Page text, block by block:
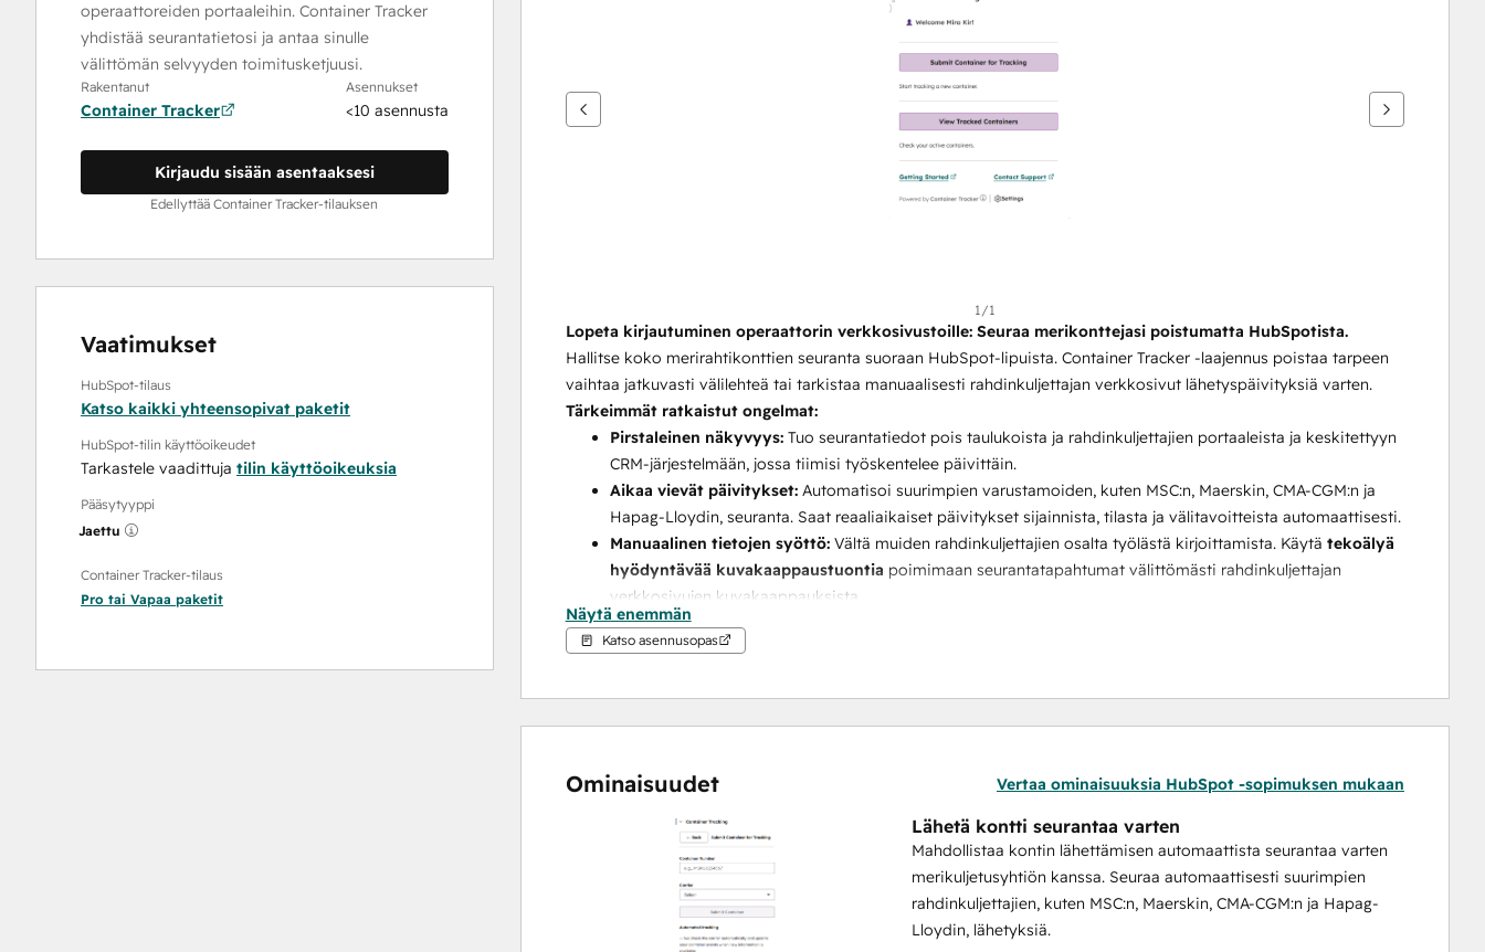
operaattoreiden portaaleihin. Container Tracker
yhdistää seurantatietosi ja antaa sinulle
välittömän selvyyden toimitusketjuusi.
Rakentanut
Container Tracker
Asennukset
<10 asennusta
Kirjaudu sisään asentaaksesi
Edellyttää Container Tracker-tilauksen
Vaatimukset
HubSpot-tilaus
Katso kaikki yhteensopivat paketit
HubSpot-tilin käyttöoikeudet
Tarkastele vaadittuja tilin käyttöoikeuksia
Pääsytyyppi
Jaettu
Container Tracker-tilaus
Pro tai Vapaa paketit
1/1
Lopeta kirjautuminen operaattorin verkkosivustoille: Seuraa merikonttejasi poistumatta HubSpotista.
Hallitse koko merirahtikonttien seuranta suoraan HubSpot-lipuista. Container Tracker -laajennus poistaa tarpeen
vaihtaa jatkuvasti välilehteä tai tarkistaa manuaalisesti rahdinkuljettajan verkkosivut lähetyspäivityksiä varten.
Tärkeimmät ratkaistut ongelmat:
Pirstaleinen näkyvyys: Tuo seurantatiedot pois taulukoista ja rahdinkuljettajien portaaleista ja keskitettyyn
CRM-järjestelmään, jossa tiimisi työskentelee päivittäin.
Aikaa vievät päivitykset: Automatisoi suurimpien varustamoiden, kuten MSC:n, Maerskin, CMA-CGM:n ja
Hapag-Lloydin, seuranta. Saat reaaliaikaiset päivitykset sijainnista, tilasta ja välitavoitteista automaattisesti.
Manuaalinen tietojen syöttö: Vältä muiden rahdinkuljettajien osalta työlästä kirjoittamista. Käytä tekoälyä
hyödyntävää kuvakaappaustuontia poimimaan seurantatapahtumat välittömästi rahdinkuljettajan
verkkosivujen kuvakaappauksista.
Viestintäviiveet: Saat välittömästi
asiakkaille tai sisäisille sidosryhmille nopeasti ilman monimutkaisten seurantalokien tulkitsemista.
Miksi yhdistää HubSpotiin? Yhdistämällä Container Trackerin, annat tuki- ja logistiikkatiimillesi välittömän
Näytä enemmän
Katso asennusopas
Ominaisuudet Vertaa ominaisuuksia HubSpot -sopimuksen mukaan
Lähetä kontti seurantaa varten
Mahdollistaa kontin lähettämisen automaattista seurantaa varten
merikuljetusyhtiön kanssa. Seuraa automaattisesti suurimpien
rahdinkuljettajien, kuten MSC:n, Maerskin, CMA-CGM:n ja Hapag-
Lloydin, lähetyksiä.